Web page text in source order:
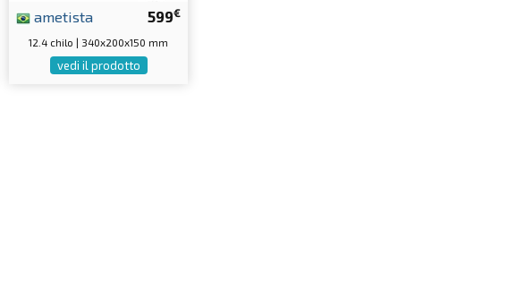
599€
ametista
12.4 chilo | 340x200x150 mm
vedi il prodotto